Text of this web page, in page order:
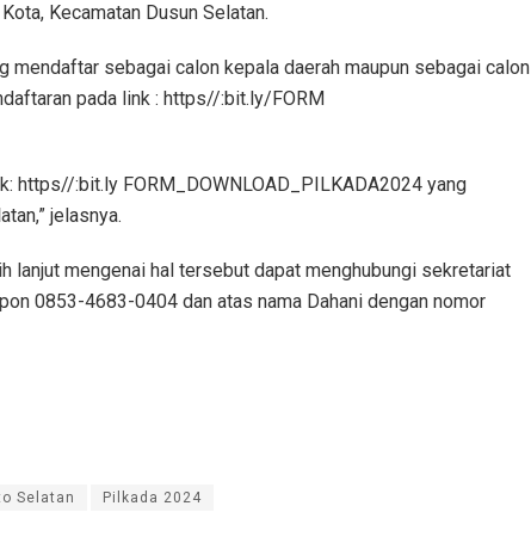
Kecamatan Dusun Selatan.
mendaftar sebagai calon kepala daerah maupun sebagai calon
pada link : https//:bit.ly/FORM
https//:bit.ly FORM_DOWNLOAD_PILKADA2024 yang
jelasnya.
lanjut mengenai hal tersebut dapat menghubungi sekretariat
0853-4683-0404 dan atas nama Dahani dengan nomor
Selatan Pilkada 2024